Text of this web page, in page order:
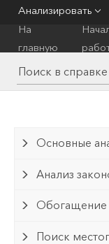
Анализировать
На
главную
Основные
Анализ
Обогащение
Поиск